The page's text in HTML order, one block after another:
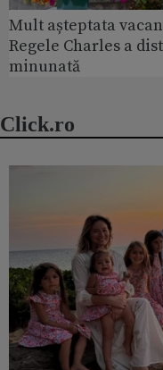
Mult așteptata
Regele Charles a
minunată
Click.ro